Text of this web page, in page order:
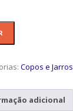
Copos e Jarros
adicional